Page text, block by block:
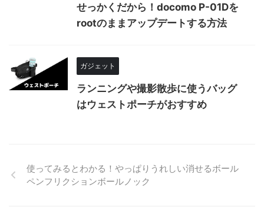
せっかくだから！docomo P-01Dを
rootのままアップデートする方法
ガジェット
ランニングや撮影散歩に使うバッグ
はウェストポーチがおすすめ
使ってみるとわかる！やっぱりうれしい消せるボール
ペンフリクションボールノック